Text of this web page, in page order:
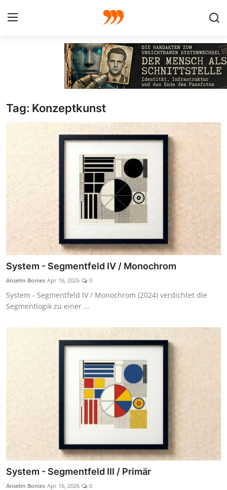
Galerie
Redaktion
Vorproduktion
Tag: Konzeptkunst
System - Segmentfeld IV / Monochrom
Anselm Bonies Apr 16, 2026 0
System - Segmentfeld IV / Monochrom (2024) verdichtet die
Segmentlogik zu einer ...
System - Segmentfeld III / Primär
Anselm Bonies Apr 16, 2026 0